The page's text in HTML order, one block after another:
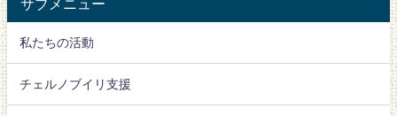
サブメニュー
私たちの活動
チェルノブイリ支援